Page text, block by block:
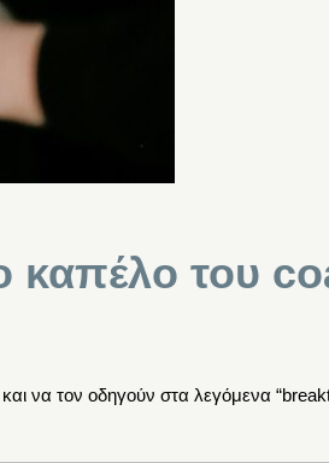
καπέλο του
να τον οδηγούν στα λεγόμενα